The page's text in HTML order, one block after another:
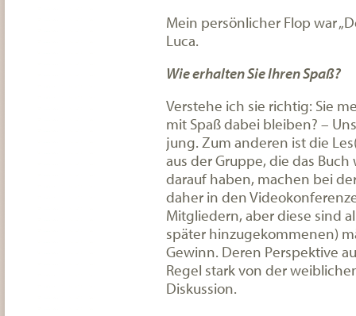
Mein persönlicher Flop war
Luca.
Wie erhalten Sie Ihren Spaß?
Verstehe ich sie richtig: Sie
mit Spaß dabei bleiben? –
jung. Zum anderen ist die
aus der Gruppe, die das
darauf haben, machen bei
daher in den
Mitgliedern, aber diese sind
später hinzugekommenen)
Gewinn. Deren Perspektive
Regel stark von der
Diskussion.